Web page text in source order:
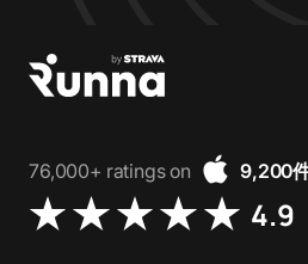
76,000+ ratings on 9,200
4.9